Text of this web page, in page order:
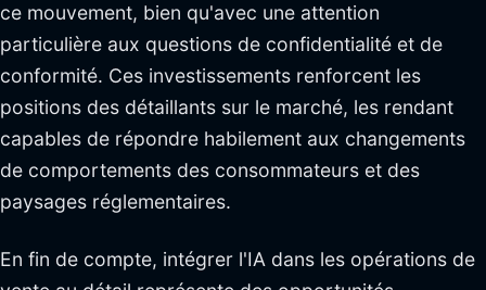
ce mouvement, bien qu'avec une attention
particulière aux questions de confidentialité et de
conformité. Ces investissements renforcent les
positions des détaillants sur le marché, les rendant
capables de répondre habilement aux changements
de comportements des consommateurs et des
paysages réglementaires.
En fin de compte, intégrer l'IA dans les opérations de